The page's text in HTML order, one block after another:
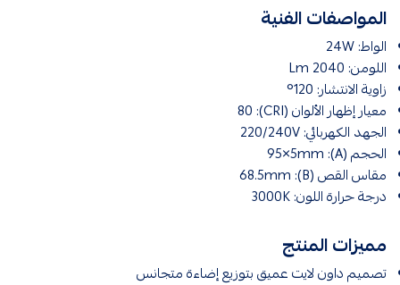
المواصفات الفنية
الواط: 24W
اللومن: 2040 Lm
زاوية الانتشار: 120°
معيار إظهار الألوان (CRI): 80
الجهد الكهربائي: 220/240V
الحجم (A): 95×5mm
مقاس القص (B): 68.5mm
درجة حرارة اللون: 3000K
مميزات المنتج
تصميم داون لايت عميق بتوزيع إضاءة متجانس